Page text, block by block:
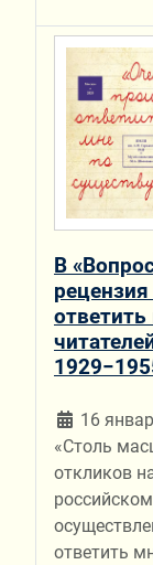
В
16
«Столь
откликов
ответить